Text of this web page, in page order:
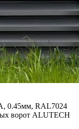
0.45мм, RAL7024
ворот ALUTECH